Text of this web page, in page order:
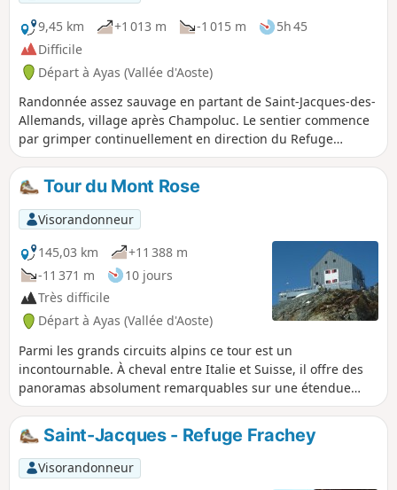
9,45 km
+1 013 m -1 015 m
5h 45
Difficile
Départ à Ayas (Vallée d'Aoste)
Randonnée assez sauvage en partant de Saint-Jacques-des-
Allemands, village après Champoluc. Le sentier commence
par grimper continuellement en direction du Refuge
Ferraro pour ensuite rejoindre le Palon de Résy. Belle croix
et beau point de vue sur le Mont Rose, sa moraine, ainsi
que sur le Lac Bleu. Ensuite, le sentier 8D mènera sur de
nombreux petits lacs de montagne nommés Résy. Le sentier
se poursuit pour rejoindre la "bassine" de l'Alpe della Forca
Supériore. À partir de cet endroit, le sentier est tout en
descente pour rejoindre le refuge puis Saint-Jacques-des-
Allemands.
Tour du Mont Rose
Visorandonneur
145,03 km
+11 388 m
-11 371 m
10 jours
Très difficile
Départ à Ayas (Vallée d'Aoste)
Parmi les grands circuits alpins ce tour est un
incontournable. À cheval entre Italie et Suisse, il offre des
panoramas absolument remarquables sur une étendue
glaciaire des plus importantes des Alpes. Il permet de voir
très proche une grande quantité de 4000, les très longues
vallées alpines et de côtoyer de près des sites aux noms
enchanteurs ; Saas Fée, Zermatt en Suisse, Macugnaga,
Gressoney ou Alagna en Italie.
Saint-Jacques - Refuge Frachey
Visorandonneur